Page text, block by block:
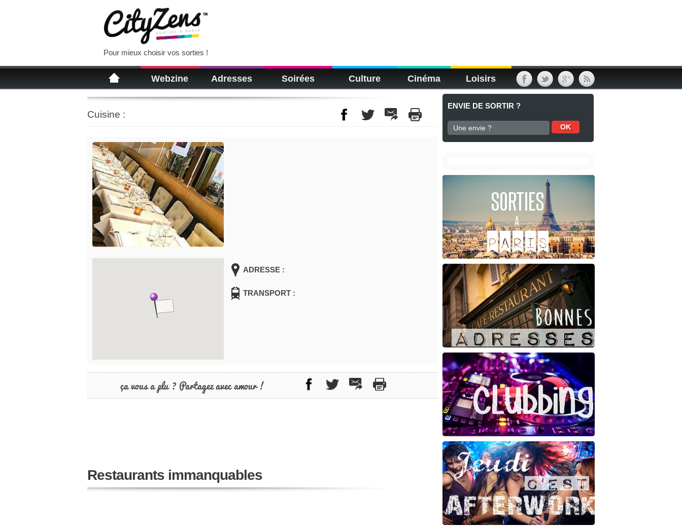
Pour mieux choisir vos sorties !
Webzine Adresses Soirées Culture Cinéma Loisirs
Cuisine :
ADRESSE :
TRANSPORT :
ça vous a plu ? Partagez avec amour !
Restaurants immanquables
ENVIE DE SORTIR ?